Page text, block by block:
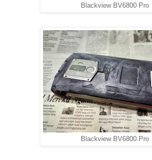
Blackview BV6800 Pro
Blackview BV6800 Pro